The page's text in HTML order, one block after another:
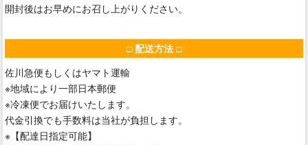
開封後はお早めにお召し上がりください。
□ 配送方法 □
佐川急便もしくはヤマト運輸
※地域により一部日本郵便
※冷凍便でお届けいたします。
代金引換でも手数料は当社が負担します。
※【配達日指定可能】